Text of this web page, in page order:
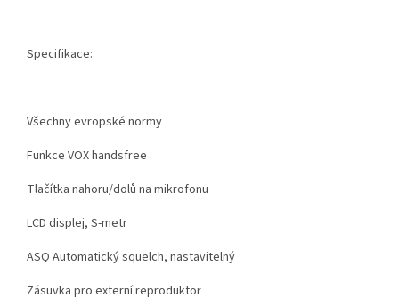
Specifikace:
Všechny evropské normy
Funkce VOX handsfree
Tlačítka nahoru/dolů na mikrofonu
LCD displej, S-metr
ASQ Automatický squelch, nastavitelný
Zásuvka pro externí reproduktor